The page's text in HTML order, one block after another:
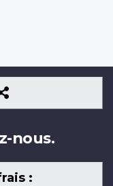
Suivez-
nous
nous.
: